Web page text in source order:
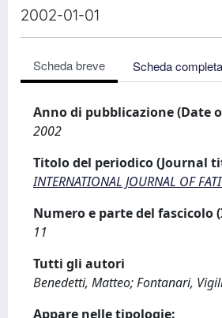
2002-01-01
Scheda breve Scheda completa
Anno di pubblicazione (Date
2002
Titolo del periodico (Journal
INTERNATIONAL JOURNAL OF
Numero e parte del fascicolo
11
Tutti gli autori
Benedetti, Matteo; Fontanari,
Appare nelle tipologie: